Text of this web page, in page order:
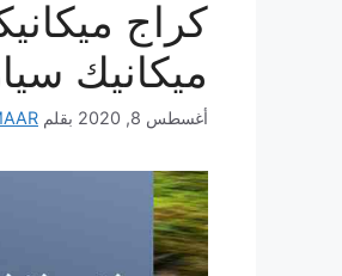
ميكانيك
أغسطس 8, 2020 بقلم